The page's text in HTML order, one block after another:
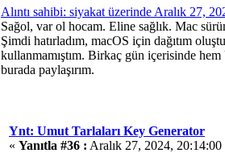
Alıntı sahibi: siyakat üzerinde Aralık 27,
Sağol, var ol hocam. Eline sağlık. Mac
Şimdi hatırladım, macOS için dağıtım
kullanmamıştım. Birkaç gün içerisinde
burada paylaşırım.
Ynt: Umut Tarlaları Key Generator
« Yanıtla #36 : Aralık 27, 2024, 20:14:00